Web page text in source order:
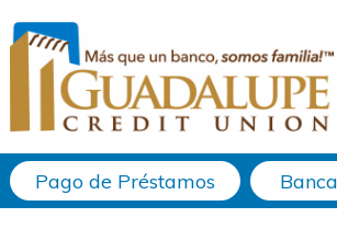
Pago de Préstamos